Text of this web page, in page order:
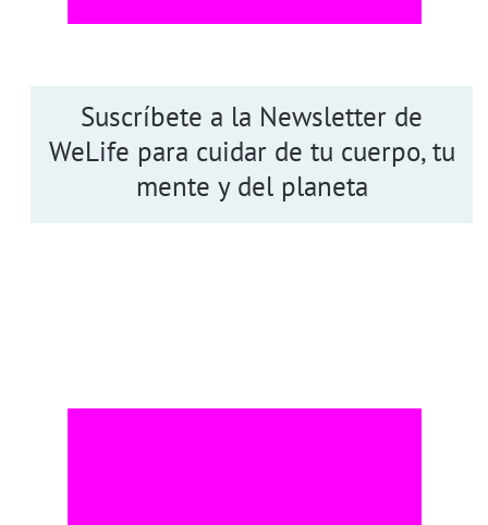
Suscríbete a la Newsletter de
WeLife para cuidar de tu cuerpo, tu
mente y del planeta